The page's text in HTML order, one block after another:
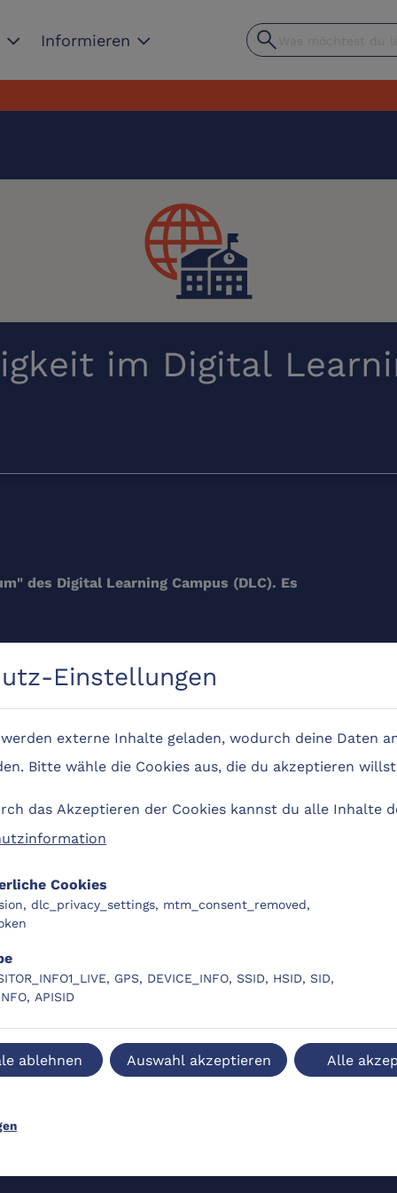
expand_more Informieren expand_more search
Einstellungen
externe Inhalte geladen, wodurch deine Daten
Bitte wähle die Cookies aus, die du akzeptieren
das Akzeptieren der Cookies kannst du alle Inhalte
Cookies
dlc_privacy_settings, mtm_consent_removed,
GPS, DEVICE_INFO, SSID, HSID, SID,
APISID
ablehnen Auswahl akzeptieren Alle
im Digital
des Digital Learning Campus (DLC). Es
des DLC-Projekts arbeiten und selbst
bereitstellen. Er bietet praktische
rund um das Thema Bildungsgerechtigkeit.
des DLC,
von Bildungsangeboten im DLC-
eigene Kurse oder Lernressourcen auf
vernetzen und austauschen möchten.